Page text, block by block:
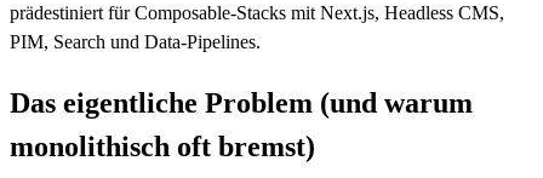
prädestiniert für Composable-Stacks mit Next.js, Headless CMS,
PIM, Search und Data-Pipelines.
Das eigentliche Problem (und warum
monolithisch oft bremst)